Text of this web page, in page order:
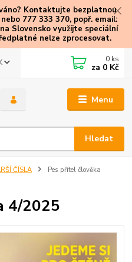
Kontaktujte bezplatnou
777 333 370, popř. email:
Slovensko využijte speciální
nelze zprocesovat.
Menu
Hledat
0 ks
za 0 Kč
ČÍSLA
Pes přítel člověka
4/2025